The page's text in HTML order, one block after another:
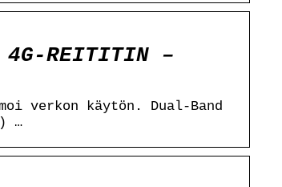
4G-REITITIN –
verkon käytön. Dual-Band
…